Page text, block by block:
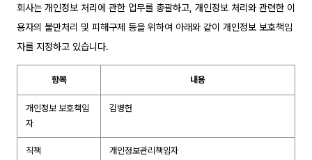
회사는 개인정보 처리에 관한 업무를 총괄하고, 개인정보 처리와 관련한 이
용자의 불만처리 및 피해구제 등을 위하여 아래와 같이 개인정보 보호책임
자를 지정하고 있습니다.
항목 내용
개인정보 보호책임
자
김병헌
직책 개인정보관리책임자